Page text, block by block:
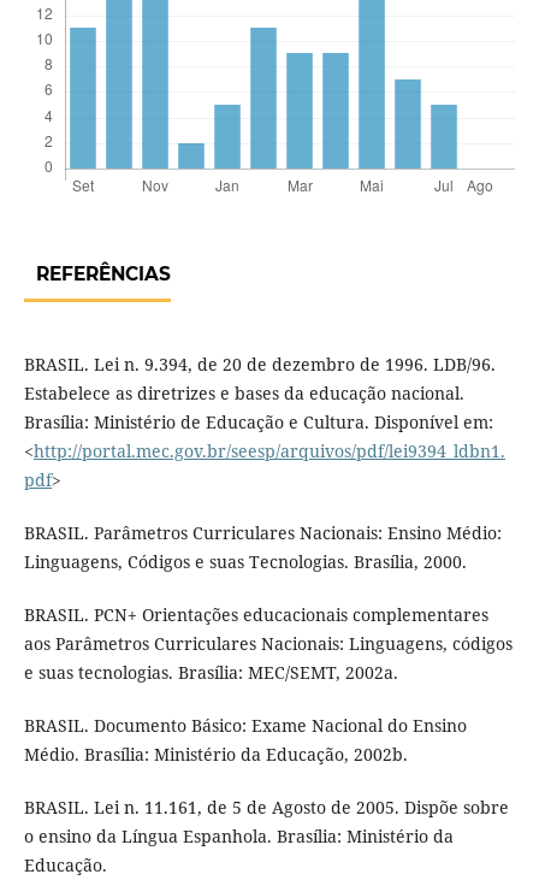
REFERÊNCIAS
BRASIL. Lei n. 9.394, de 20 de dezembro de 1996. LDB/96.
Estabelece as diretrizes e bases da educação nacional.
Brasília: Ministério de Educação e Cultura. Disponível em:
<http://portal.mec.gov.br/seesp/arquivos/pdf/lei9394_ldbn1.
pdf>
BRASIL. Parâmetros Curriculares Nacionais: Ensino Médio:
Linguagens, Códigos e suas Tecnologias. Brasília, 2000.
BRASIL. PCN+ Orientações educacionais complementares
aos Parâmetros Curriculares Nacionais: Linguagens, códigos
e suas tecnologias. Brasília: MEC/SEMT, 2002a.
BRASIL. Documento Básico: Exame Nacional do Ensino
Médio. Brasília: Ministério da Educação, 2002b.
BRASIL. Lei n. 11.161, de 5 de Agosto de 2005. Dispõe sobre
o ensino da Língua Espanhola. Brasília: Ministério da
Educação.